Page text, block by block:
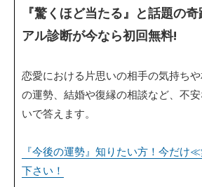
『驚くほど当たる』と話題の
アル診断が今なら初回無料!
恋愛における片思いの相手の気持ち
の運勢、結婚や復縁の相談など、不
いで答えます。
『今後の運勢』知りたい方！今だ
下さい！